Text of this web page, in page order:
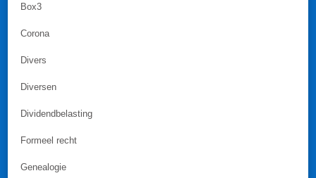
Box3
Corona
Divers
Diversen
Dividendbelasting
Formeel recht
Genealogie